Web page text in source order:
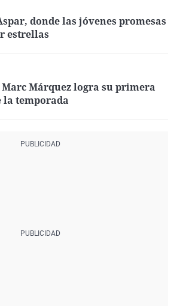
donde las jóvenes promesas
estrellas
Márquez logra su primera
temporada